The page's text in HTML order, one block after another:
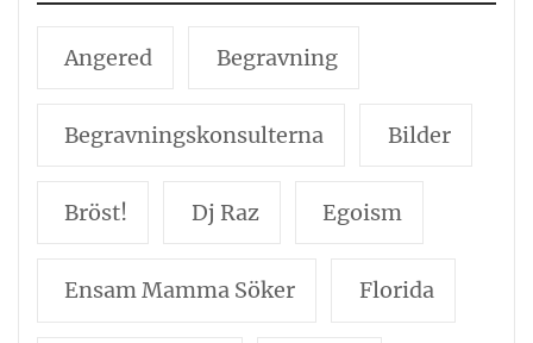
Angered Begravning
Begravningskonsulterna Bilder
Bröst! Dj Raz Egoism
Ensam Mamma Söker Florida